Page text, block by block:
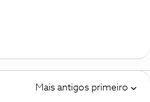
Mais antigos primeiro